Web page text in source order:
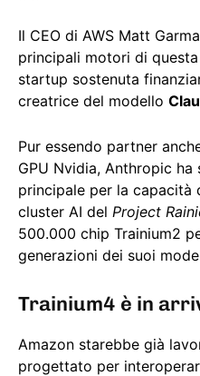
Il CEO di AWS Matt
principali motori di
startup sostenuta
creatrice del modello
Pur essendo partner
GPU Nvidia, Anthropic
principale per la capacità
cluster AI del Project
500.000 chip Trainium2
generazioni dei suoi
Trainium4 è in
Amazon starebbe già
progettato per